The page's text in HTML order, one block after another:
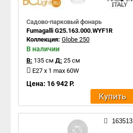
Садово-парковый фонарь
Fumagalli G25.163.000.WYF1R
Коллекция: Globe 250
В наличии
В: 135 см Д: 25 см
E27 x 1 max 60W
Цена: 16 942 Р.
Купить
163513